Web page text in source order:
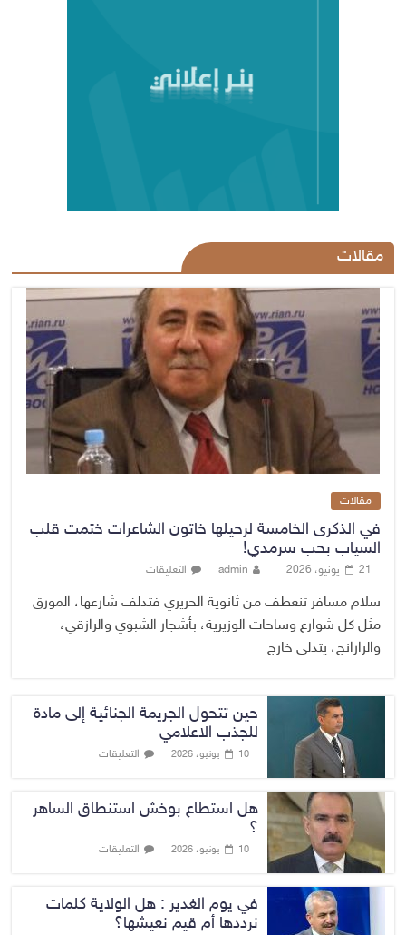
مقالات
مقالات
في الذكرى الخامسة لرحيلها خاتون الشاعرات ختمت قلب
السياب بحب سرمدي!
21 يونيو، 2026 admin التعليقات
سلام مسافر تنعطف من ثانوية الحريري فتدلف شارعها، المورق
مثل كل شوارع وساحات الوزيرية، بأشجار الشبوي والرازقي،
والرارانج، يتدلى خارج
حين تتحول الجريمة الجنائية إلى مادة
للجذب الاعلامي
10 يونيو، 2026 التعليقات
هل استطاع بوخش استنطاق الساهر
؟
10 يونيو، 2026 التعليقات
في يوم الغدير : هل الولاية كلمات
نرددها أم قيم نعيشها؟